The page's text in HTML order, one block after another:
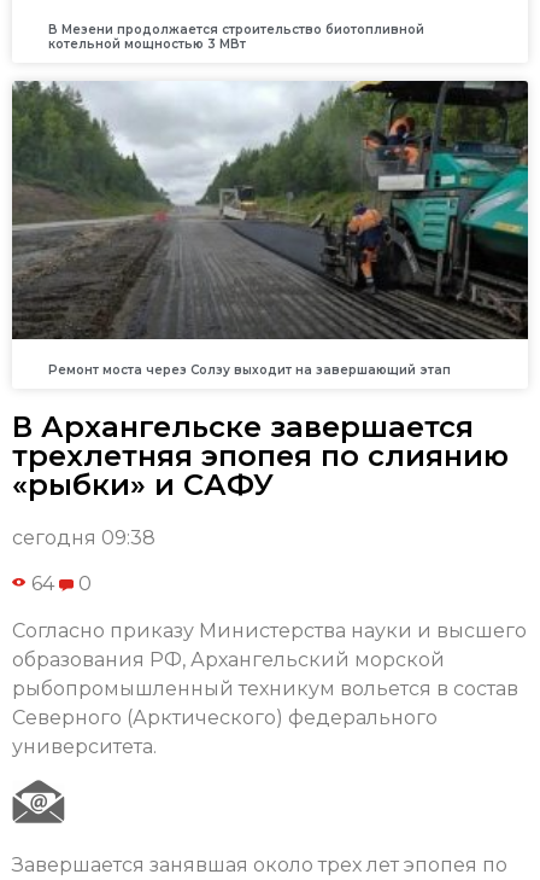
В Мезени продолжается строительство биотопливной
котельной мощностью 3 МВт
Ремонт моста через Солзу выходит на завершающий этап
В Архангельске завершается
трехлетняя эпопея по слиянию
«рыбки» и САФУ
сегодня 09:38
64 0
Согласно приказу Министерства науки и высшего
образования РФ, Архангельский морской
рыбопромышленный техникум вольется в состав
Северного (Арктического) федерального
университета.
Завершается занявшая около трех лет эпопея по